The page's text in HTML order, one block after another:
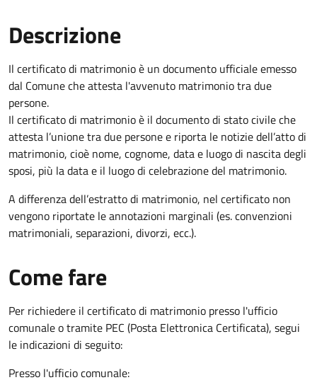
Descrizione
Il certificato di matrimonio è un documento ufficiale emesso
dal Comune che attesta l'avvenuto matrimonio tra due
persone.
Il certificato di matrimonio è il documento di stato civile che
attesta l’unione tra due persone e riporta le notizie dell’atto di
matrimonio, cioè nome, cognome, data e luogo di nascita degli
sposi, più la data e il luogo di celebrazione del matrimonio.
A differenza dell’estratto di matrimonio, nel certificato non
vengono riportate le annotazioni marginali (es. convenzioni
matrimoniali, separazioni, divorzi, ecc.).
Come fare
Per richiedere il certificato di matrimonio presso l'ufficio
comunale o tramite PEC (Posta Elettronica Certificata), segui
le indicazioni di seguito:
Presso l'ufficio comunale: